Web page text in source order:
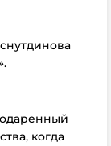
когда